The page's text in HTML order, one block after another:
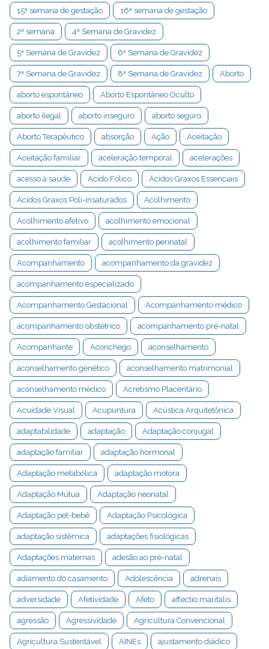
15ª semana de gestação 16ª semana de gestação
2ª semana 4ª Semana de Gravidez
5ª Semana de Gravidez 6ª Semana de Gravidez
7ª Semana de Gravidez 8ª Semana de Gravidez Aborto
aborto espontâneo Aborto Espontâneo Oculto
aborto ilegal aborto inseguro aborto seguro
Aborto Terapêutico absorção Ação Aceitação
Aceitação familiar aceleração temporal acelerações
acesso à saúde Ácido Fólico Ácidos Graxos Essenciais
Ácidos Graxos Poli-insaturados Acolhimento
Acolhimento afetivo acolhimento emocional
acolhimento familiar acolhimento perinatal
Acompanhamento acompanhamento da gravidez
acompanhamento especializado
Acompanhamento Gestacional Acompanhamento médico
acompanhamento obstétrico acompanhamento pré-natal
Acompanhante Aconchego aconselhamento
aconselhamento genético aconselhamento matrimonial
aconselhamento médico Acretismo Placentário
Acuidade Visual Acupuntura Acústica Arquitetônica
adaptabilidade adaptação Adaptação conjugal
adaptação familiar adaptação hormonal
Adaptação metabólica adaptação motora
Adaptação Mútua Adaptação neonatal
Adaptação pet-bebê Adaptação Psicológica
adaptação sistêmica adaptações fisiológicas
Adaptações maternas adesão ao pré-natal
adiamento do casamento Adolescência adrenais
adversidade Afetividade Afeto affectio maritalis
agressão Agressividade Agricultura Convencional
Agricultura Sustentável AINEs ajustamento diádico